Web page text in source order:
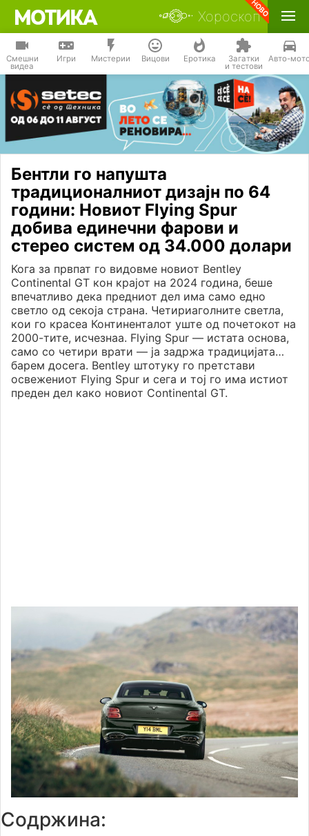
Хороскоп
Смешни
видеа
Игри Мистерии Вицови Еротика Загатки
и тестови
Авто-
Бентли го напушта
традиционалниот дизајн по 64
години: Новиот Flying Spur
добива единечни фарови и
стерео систем од 34.000 долари
Кога за првпат го видовме новиот Bentley
Continental GT кон крајот на 2024 година, беше
впечатливо дека предниот дел има само едно
светло од секоја страна. Четириаголните светла,
кои го красеа Континенталот уште од почетокот на
2000-тите, исчезнаа. Flying Spur — истата основа,
само со четири врати — ја задржа традицијата…
барем досега. Bentley штотуку го претстави
освежениот Flying Spur и сега и тој го има истиот
преден дел како новиот Continental GT.
Содржина: